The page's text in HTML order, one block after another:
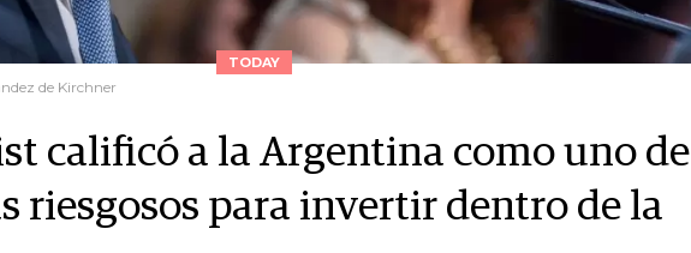
TODAY
de Kirchner
calificó a la Argentina como uno de
riesgosos para invertir dentro de la